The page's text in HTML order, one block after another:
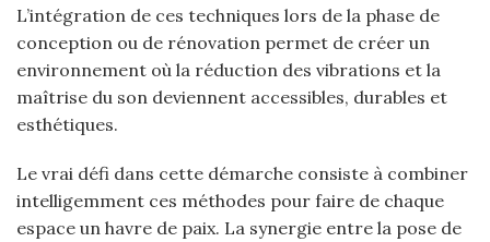
L’intégration de ces techniques lors de la phase de
conception ou de rénovation permet de créer un
environnement où la réduction des vibrations et la
maîtrise du son deviennent accessibles, durables et
esthétiques.
Le vrai défi dans cette démarche consiste à combiner
intelligemment ces méthodes pour faire de chaque
espace un havre de paix. La synergie entre la pose de